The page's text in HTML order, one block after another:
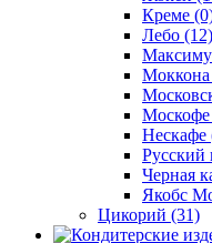
Креме
Лебо (12)
Моккона
Москофе
Нескафе
Русский
Черная
Якобс
Цикорий (31)